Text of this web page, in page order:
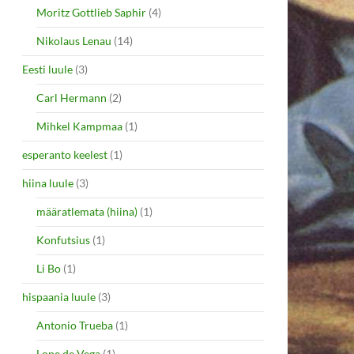
Moritz Gottlieb Saphir (4)
Nikolaus Lenau (14)
Eesti luule (3)
Carl Hermann (2)
Mihkel Kampmaa (1)
esperanto keelest (1)
hiina luule (3)
määratlemata (hiina) (1)
Konfutsius (1)
Li Bo (1)
hispaania luule (3)
Antonio Trueba (1)